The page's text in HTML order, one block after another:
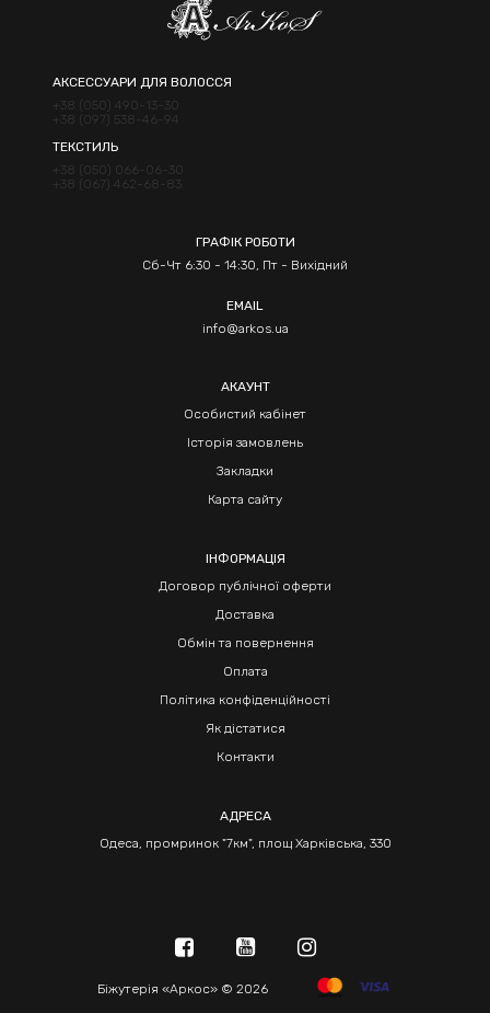
АКСЕССУАРИ ДЛЯ ВОЛОССЯ
+38 (050) 490-13-30
+38 (097) 538-46-94
ТЕКСТИЛЬ
+38 (050) 066-06-30
+38 (067) 462-68-83
ГРАФІК РОБОТИ
Сб-Чт 6:30 - 14:30, Пт - Вихідний
EMAIL
info@arkos.ua
АКАУНТ
Особистий кабінет
Історія замовлень
Закладки
Карта сайту
ІНФОРМАЦІЯ
Договор публічної оферти
Доставка
Обмін та повернення
Оплата
Політика конфіденційності
Як дістатися
Контакти
АДРЕСА
Одеса, промринок "7км", площ Харківська, 330
Біжутерія «Аркос» © 2026